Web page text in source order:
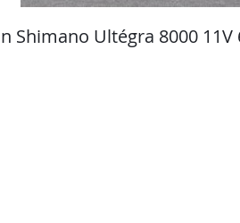
Shimano Ultégra 8000 11V